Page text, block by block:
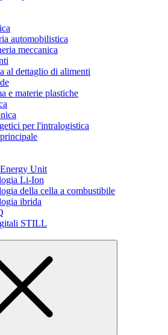
automobilistica
meccanica
al dettaglio di alimenti
e materie plastiche
per l'intralogistica
Unit
Li-Ion
della cella a combustibile
ibrida
STILL